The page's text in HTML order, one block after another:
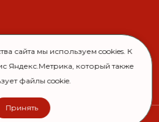
сайта мы используем cookies. К
Яндекс.Метрика, который также
файлы cookie.
Принять